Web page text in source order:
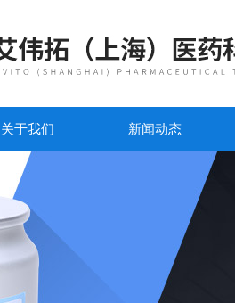
关于我们 新闻动态